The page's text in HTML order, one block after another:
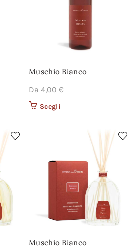
Muschio Bianco
Da 4,00 €
Scegli
nella pagina del
Muschio Bianco